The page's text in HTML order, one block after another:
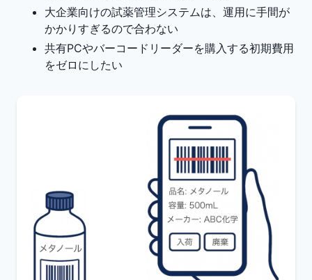
大企業向けの試薬管理システムは、運用に手間が
かかりすぎるので合わない
共有PCやバーコードリーダーを購入する初期費用
をゼロにしたい